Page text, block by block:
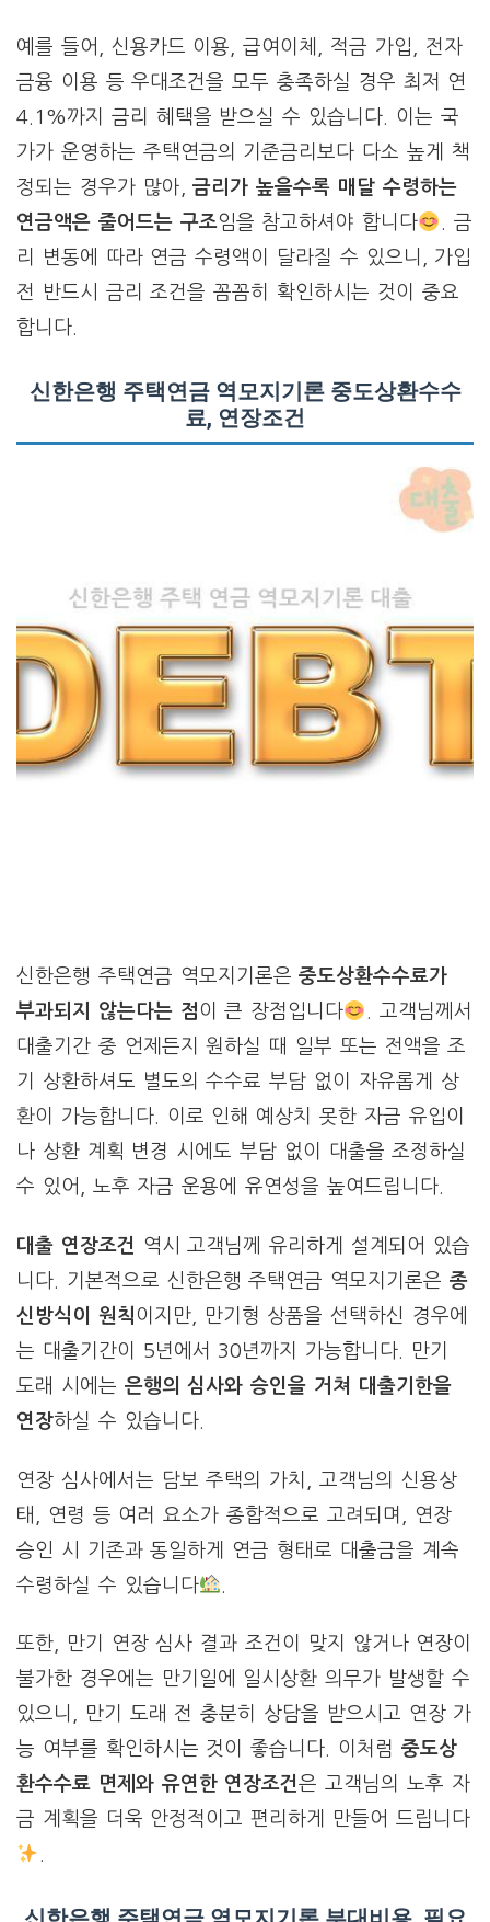
예를 들어, 신용카드 이용, 급여이체, 적금 가입, 전자
금융 이용 등 우대조건을 모두 충족하실 경우 최저 연
4.1%까지 금리 혜택을 받으실 수 있습니다. 이는 국
가가 운영하는 주택연금의 기준금리보다 다소 높게 책
정되는 경우가 많아,금리가 높을수록 매달 수령하는
연금액은 줄어드는 구조임을 참고하셔야 합니다
. 금
리 변동에 따라 연금 수령액이 달라질 수 있으니, 가입
전 반드시 금리 조건을 꼼꼼히 확인하시는 것이 중요
합니다.
신한은행 주택연금 역모지기론 중도상환수수
료, 연장조건
신한은행 주택연금 역모지기론은중도상환수수료가
부과되지 않는다는 점이 큰 장점입니다
. 고객님께서
대출기간 중 언제든지 원하실 때 일부 또는 전액을 조
기 상환하셔도 별도의 수수료 부담 없이 자유롭게 상
환이 가능합니다. 이로 인해 예상치 못한 자금 유입이
나 상환 계획 변경 시에도 부담 없이 대출을 조정하실
수 있어, 노후 자금 운용에 유연성을 높여드립니다.
대출 연장조건
역시 고객님께 유리하게 설계되어 있습
니다. 기본적으로 신한은행 주택연금 역모지기론은 종
신방식이 원칙이지만, 만기형 상품을 선택하신 경우에
는 대출기간이 5년에서 30년까지 가능합니다. 만기
도래 시에는 은행의 심사와 승인을 거쳐 대출기한을
연장하실 수 있습니다.
연장 심사에서는 담보 주택의 가치, 고객님의 신용상
태, 연령 등 여러 요소가 종합적으로 고려되며, 연장
승인 시 기존과 동일하게 연금 형태로 대출금을 계속
수령하실 수 있습니다
또한, 만기 연장 심사 결과 조건이 맞지 않거나 연장이
불가한 경우에는 만기일에 일시상환 의무가 발생할 수
있으니, 만기 도래 전 충분히 상담을 받으시고 연장 가
능 여부를 확인하시는 것이 좋습니다. 이처럼 중도상
환수수료 면제와 유연한 연장조건은 고객님의 노후 자
금 계획을 더욱 안정적이고 편리하게 만들어 드립니다